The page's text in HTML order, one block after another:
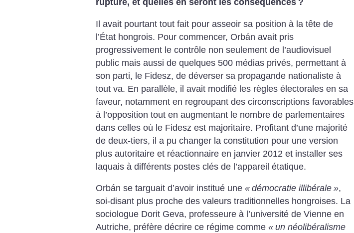
rupture, et quelles en seront les conséquences ?
Il avait pourtant tout fait pour asseoir sa position à la tête de
l’État hongrois. Pour commencer, Orbán avait pris
progressivement le contrôle non seulement de l’audiovisuel
public mais aussi de quelques 500 médias privés, permettant à
son parti, le Fidesz, de déverser sa propagande nationaliste à
tout va. En parallèle, il avait modifié les règles électorales en sa
faveur, notamment en regroupant des circonscriptions favorables
à l’opposition tout en augmentant le nombre de parlementaires
dans celles où le Fidesz est majoritaire. Profitant d’une majorité
de deux-tiers, il a pu changer la constitution pour une version
plus autoritaire et réactionnaire en janvier 2012 et installer ses
laquais à différents postes clés de l’appareil étatique.
Orbán se targuait d’avoir institué une « démocratie illibérale »,
soi-disant plus proche des valeurs traditionnelles hongroises. La
sociologue Dorit Geva, professeure à l’université de Vienne en
Autriche, préfère décrire ce régime comme « un néolibéralisme